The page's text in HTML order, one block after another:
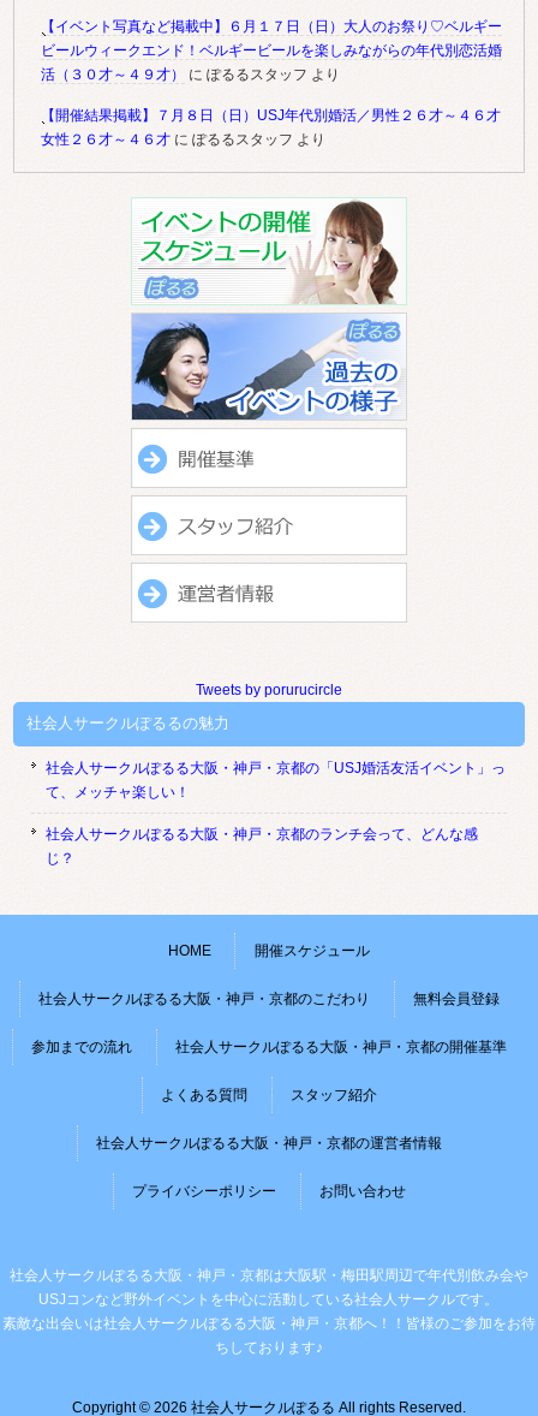
【イベント写真など掲載中】６月１７日（日）大人のお祭り♡ベルギー
ビールウィークエンド！ベルギービールを楽しみながらの年代別恋活婚
活（３０才～４９才）
にぽるるスタッフ より
【開催結果掲載】７月８日（日）USJ年代別婚活／男性２６才～４６才
女性２６才～４６才 にぽるるスタッフ より
Tweets by porurucircle
社会人サークルぽるるの魅力
社会人サークルぽるる大阪・神戸・京都の「USJ婚活友活イベント」っ
て、メッチャ楽しい！
社会人サークルぽるる大阪・神戸・京都のランチ会って、どんな感
じ？
HOME 開催スケジュール
社会人サークルぽるる大阪・神戸・京都のこだわり 無料会員登録
参加までの流れ 社会人サークルぽるる大阪・神戸・京都の開催基準
よくある質問 スタッフ紹介
社会人サークルぽるる大阪・神戸・京都の運営者情報
プライバシーポリシー お問い合わせ
社会人サークルぽるる大阪・神戸・京都は大阪駅・梅田駅周辺で年代別飲み会や
USJコンなど野外イベントを中心に活動している社会人サークルです。
素敵な出会いは社会人サークルぽるる大阪・神戸・京都へ！！皆様のご参加をお待
ちしております♪
Copyright © 2026 社会人サークルぽるる All rights Reserved.